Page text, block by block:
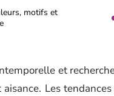
motifs et
et
Les